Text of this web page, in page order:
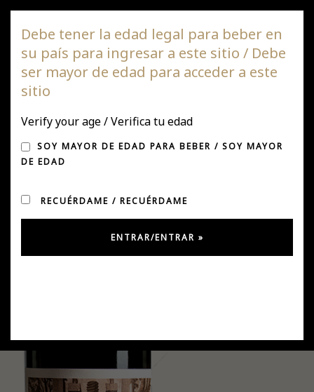
Viña DAGAZ
Debe tener la edad legal para beber en
su país para ingresar a este sitio / Debe
ser mayor de edad para acceder a este
sitio
Verify your age / Verifica tu edad
SOY MAYOR DE EDAD PARA BEBER / SOY MAYOR
DE EDAD
RECUÉRDAME / RECUÉRDAME